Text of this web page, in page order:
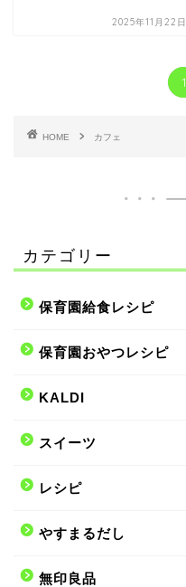
2025年11月22日
1
HOME カフェ
カテゴリー
保育園給食レシピ
保育園おやつレシピ
KALDI
スイーツ
レシピ
やすまるだし
無印良品